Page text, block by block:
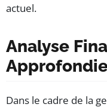
actuel.
Analyse
Dans le cadre de la